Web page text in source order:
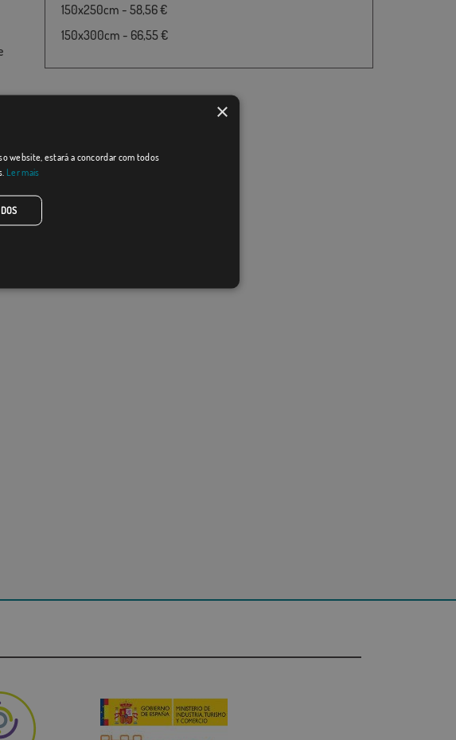
150x250cm - 58,56 €
150x300cm - 66,55 €
×
website, estará a concordar com todos
Ler mais